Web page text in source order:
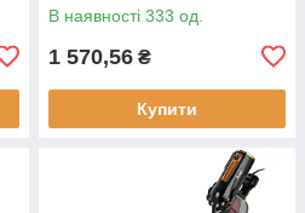
В наявності 333 од.
1 570,56 ₴
Купити